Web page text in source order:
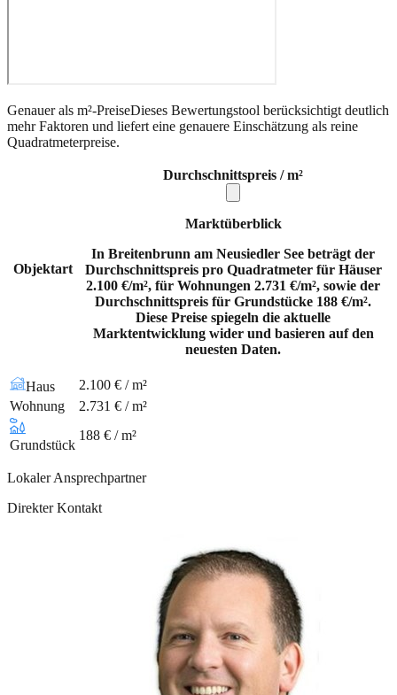
Genauer als m²-PreiseDieses Bewertungstool berücksichtigt deutlich
mehr Faktoren und liefert eine genauere Einschätzung als reine
Quadratmeterpreise.
Objektart
Durchschnittspreis / m²
Marktüberblick
In Breitenbrunn am Neusiedler See beträgt der
Durchschnittspreis pro Quadratmeter für Häuser
2.100 €/m², für Wohnungen 2.731 €/m², sowie der
Durchschnittspreis für Grundstücke 188 €/m².
Diese Preise spiegeln die aktuelle
Marktentwicklung wider und basieren auf den
neuesten Daten.
Haus
2.100 € / m²
Wohnung
2.731 € / m²
Grundstück
188 € / m²
Lokaler Ansprechpartner
Direkter Kontakt